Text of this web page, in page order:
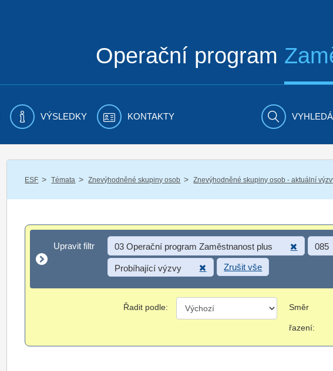
Operační program
VÝSLEDKY KONTAKTY
ESF / Témata / Znevýhodněné skupiny osob / Znevýhodněné skupiny osob - aktuální
Upravit filtr
Upravit filtr 03 Operační program Zaměstnanost plus 085
Probíhající výzvy Zrušit vše
Řadit podle: Směr
řazení: